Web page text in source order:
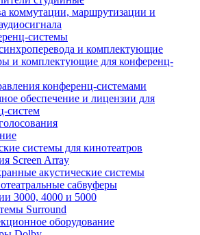
коммутации, маршрутизации и
системы
и комплектующие
и комплектующие для конференц-
конференц-системами
обеспечение и лицензии для
систем
системы для кинотеатров
Screen Array
акустические системы
сабвуферы
3000, 4000 и 5000
Surround
оборудование